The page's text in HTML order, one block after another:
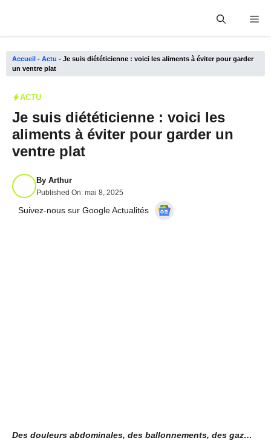
Accueil - Actu - Je suis diététicienne : voici les aliments à éviter pour garder
un ventre plat
ACTU
Je suis diététicienne : voici les
aliments à éviter pour garder un
ventre plat
By Arthur
Published On: mai 8, 2025
Suivez-nous sur Google Actualités
Des douleurs abdominales, des ballonnements, des gaz…